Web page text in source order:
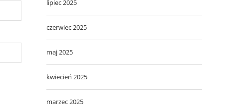
lipiec 2025
czerwiec 2025
maj 2025
kwiecień 2025
marzec 2025